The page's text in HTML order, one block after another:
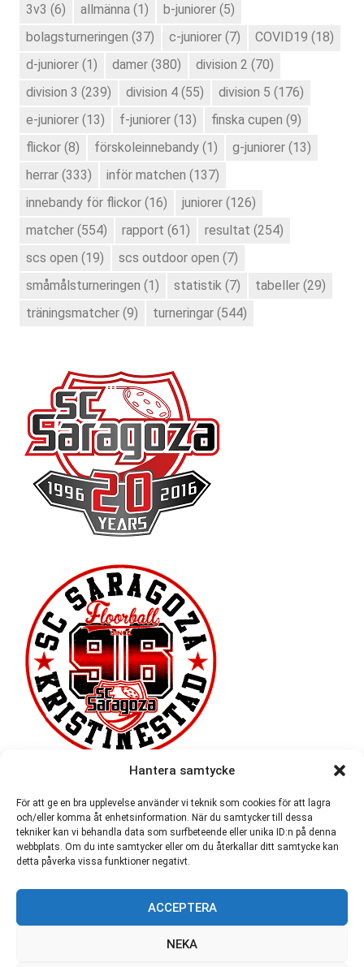
Hantera samtycke
För att ge en bra upplevelse använder vi teknik som cookies för att lagra
och/eller komma åt enhetsinformation. När du samtycker till dessa
tekniker kan vi behandla data som surfbeteende eller unika ID:n på denna
webbplats. Om du inte samtycker eller om du återkallar ditt samtycke kan
detta påverka vissa funktioner negativt.
ACCEPTERA
NEKA
3v3 (6) allmänna (1) b-juniorer (5)
bolagsturneringen (37) c-juniorer (7) COVID19 (18)
d-juniorer (1) damer (380) division 2 (70)
division 3 (239) division 4 (55) division 5 (176)
e-juniorer (13) f-juniorer (13) finska cupen (9)
flickor (8) förskoleinnebandy (1) g-juniorer (13)
herrar (333) inför matchen (137)
innebandy för flickor (16) juniorer (126)
matcher (554) rapport (61) resultat (254)
scs open (19) scs outdoor open (7)
småmålsturneringen (1) statistik (7) tabeller (29)
träningsmatcher (9) turneringar (544)